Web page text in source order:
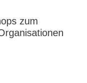
zum